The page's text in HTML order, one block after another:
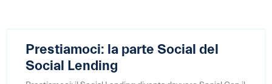
Prestiamoci: la parte Social del
Social Lending